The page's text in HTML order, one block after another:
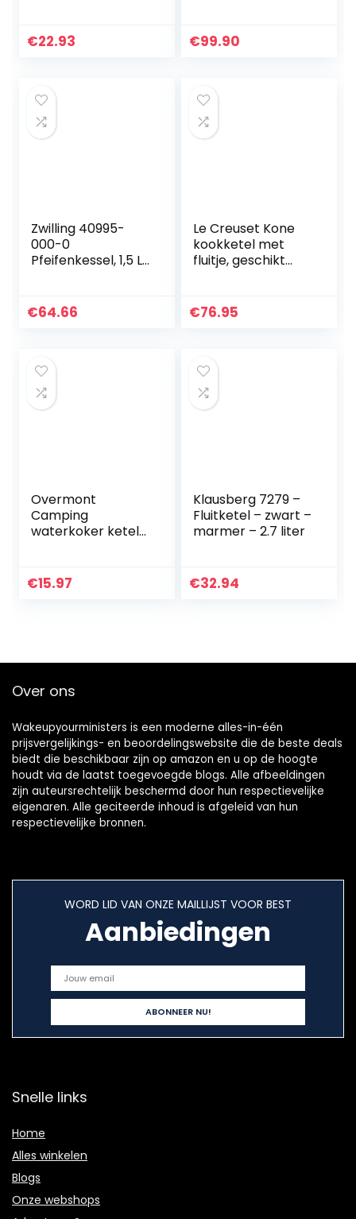
thee potten voor
€22.93 €99.90
Zwilling 40995-
000-0
Pfeifenkessel, 1,5 L,
€64.66
Le Creuset Kone
kookketel met
fluitje, geschikt
inclusief inductie
€76.95
Overmont
Camping
waterkoker ketel
aluminium voor
€15.97
Klausberg 7279 –
Fluitketel – zwart –
marmer – 2.7 liter
€32.94
Over ons
Wakeupyourministers is een moderne alles-in-één
prijsvergelijkings- en beoordelingswebsite die de beste deals
biedt die beschikbaar zijn op amazon en u op de hoogte
houdt via de laatst toegevoegde blogs. Alle afbeeldingen
zijn auteursrechtelijk beschermd door hun respectievelijke
eigenaren. Alle geciteerde inhoud is afgeleid van hun
respectievelijke bronnen.
WORD LID VAN ONZE MAILLIJST VOOR BEST
Aanbiedingen
Snelle links
Home
Alles winkelen
Blogs
Onze webshops